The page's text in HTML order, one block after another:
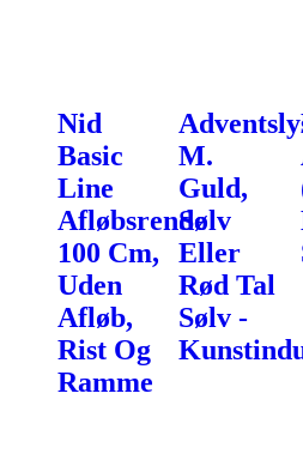
Nid
Basic
Line
Afløbsrende
100 Cm,
Uden
Afløb,
Rist Og
Ramme
M.
Guld,
Sølv
Eller
Rød Tal
Sølv -